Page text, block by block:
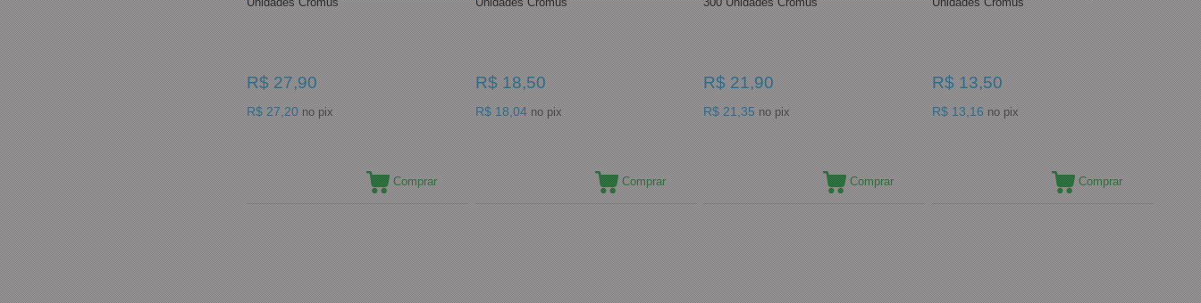
R$ 27,90
R$ 27,20 no pix
Comprar
R$ 18,50
R$ 18,04 no pix
Comprar
R$ 21,90
R$ 21,35 no pix
Comprar
R$ 13,50
R$ 13,16 no pix
Comprar